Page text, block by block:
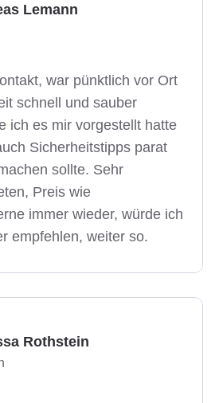
Lemann
war pünktlich vor Ort
schnell und sauber
ich es mir vorgestellt hatte
Sicherheitstipps parat
sollte. Sehr
Preis wie
immer wieder, würde ich
empfehlen, weiter so.
Rothstein